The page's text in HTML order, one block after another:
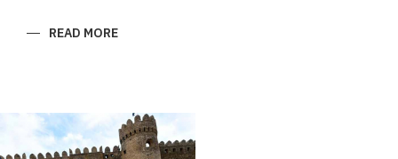
READ MORE
ABOUT